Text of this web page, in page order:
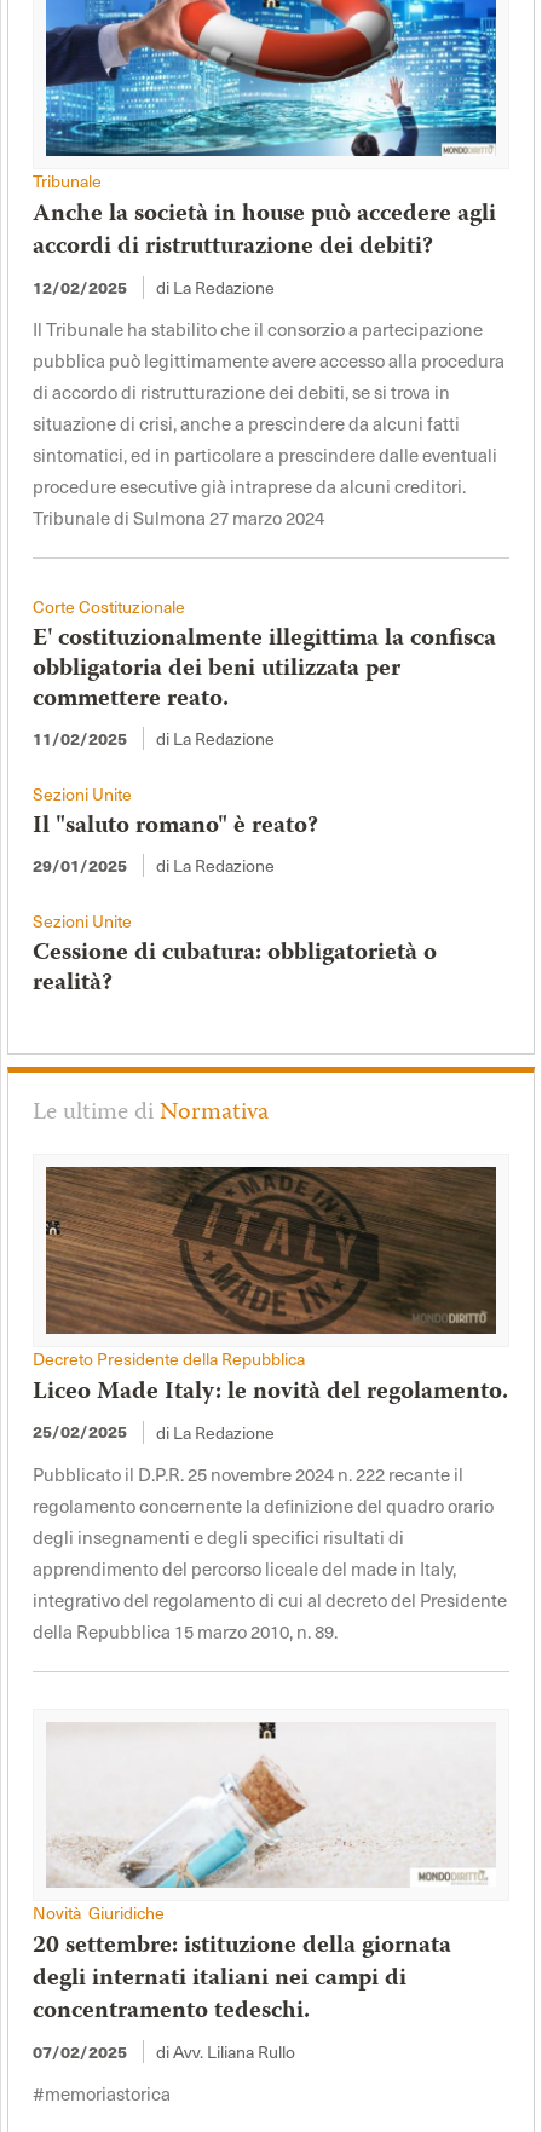
Tribunale
Anche la società in house può accedere agli
accordi di ristrutturazione dei debiti?
12/02/2025 di La Redazione
Il Tribunale ha stabilito che il consorzio a partecipazione
pubblica può legittimamente avere accesso alla procedura
di accordo di ristrutturazione dei debiti, se si trova in
situazione di crisi, anche a prescindere da alcuni fatti
sintomatici, ed in particolare a prescindere dalle eventuali
procedure esecutive già intraprese da alcuni creditori.
Tribunale di Sulmona 27 marzo 2024
Corte Costituzionale
E' costituzionalmente illegittima la confisca
obbligatoria dei beni utilizzata per
commettere reato.
11/02/2025 di La Redazione
Sezioni Unite
Il "saluto romano" è reato?
29/01/2025 di La Redazione
Sezioni Unite
Cessione di cubatura: obbligatorietà o
realità?
Le ultime diNormativa
Decreto Presidente della Repubblica
Liceo Made Italy: le novità del regolamento.
25/02/2025 di La Redazione
Pubblicato il D.P.R. 25 novembre 2024 n. 222 recante il
regolamento concernente la definizione del quadro orario
degli insegnamenti e degli specifici risultati di
apprendimento del percorso liceale del made in Italy,
integrativo del regolamento di cui al decreto del Presidente
della Repubblica 15 marzo 2010, n. 89.
Novità Giuridiche
20 settembre: istituzione della giornata
degli internati italiani nei campi di
concentramento tedeschi.
07/02/2025 di Avv. Liliana Rullo
#memoriastorica